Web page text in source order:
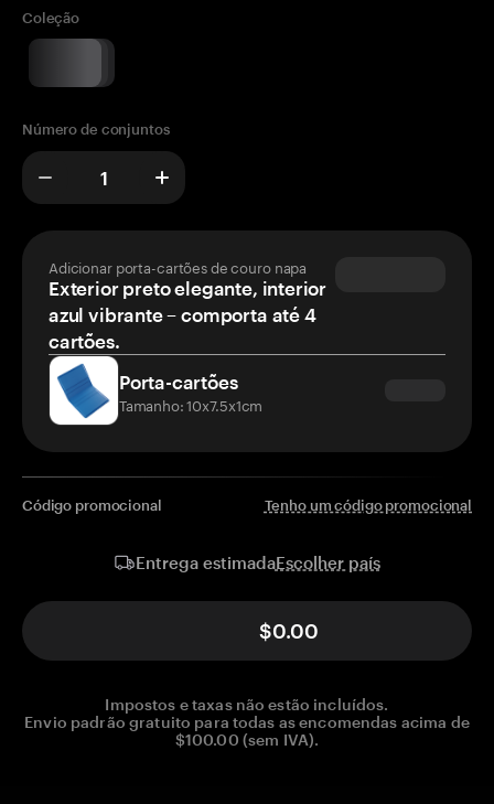
Coleção
Número de conjuntos
Adicionar porta-cartões de couro napa
Exterior preto elegante, interior
azul vibrante – comporta até 4
cartões.
Porta-cartões
Tamanho: 10x7.5x1cm
Código promocional Tenho um código promocional
Entrega estimadaEscolher país
$0.00
Impostos e taxas não estão incluídos.
Envio padrão gratuito para todas as encomendas acima de
$100.00 (sem IVA).